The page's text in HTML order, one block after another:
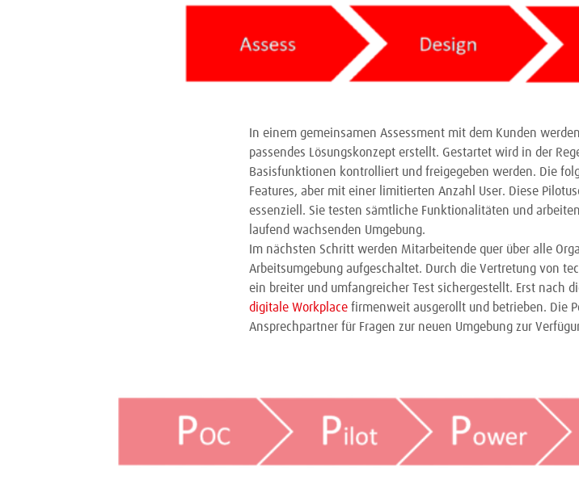
In einem gemeinsamen Assessment mit dem Kunden
passendes Lösungskonzept erstellt. Gestartet wird in der
Basisfunktionen kontrolliert und freigegeben werden. Die
Features, aber mit einer limitierten Anzahl User. Diese
essenziell. Sie testen sämtliche Funktionalitäten und
laufend wachsenden Umgebung.
Im nächsten Schritt werden Mitarbeitende quer über alle
Arbeitsumgebung aufgeschaltet. Durch die Vertretung von
ein breiter und umfangreicher Test sichergestellt. Erst nach
digitale Workplacefirmenweit ausgerollt und betrieben. Die
Ansprechpartner für Fragen zur neuen Umgebung zur